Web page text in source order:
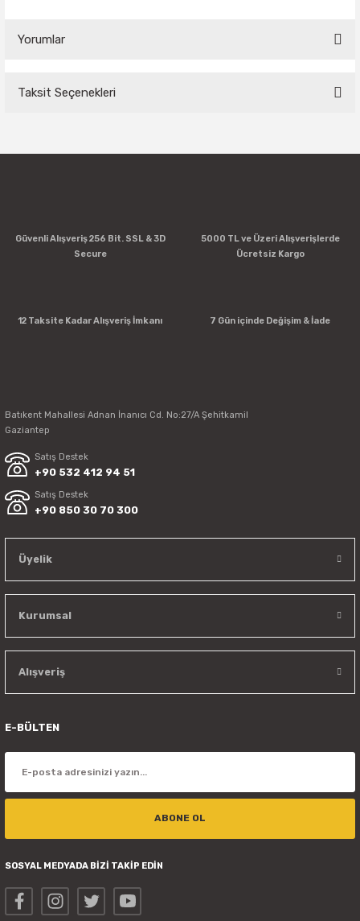
Yorumlar
Yorum Yaz
Taksit Seçenekleri
Güvenli Alışveriş 256 Bit. SSL & 3D
Secure
5000 TL ve Üzeri Alışverişlerde
Ücretsiz Kargo
12 Taksite Kadar Alışveriş İmkanı 7 Gün içinde Değişim & İade
Batıkent Mahallesi Adnan İnanıcı Cd. No:27/A Şehitkamil
Gaziantep
Satış Destek
+90 532 412 94 51
Satış Destek
+90 850 30 70 300
Üyelik
Kurumsal
Alışveriş
E-BÜLTEN
ABONE OL
SOSYAL MEDYADA BİZİ TAKİP EDİN